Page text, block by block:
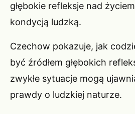
głębokie refleksje nad
kondycją ludzką.
Czechow pokazuje, jak
być źródłem głębokich
zwykłe sytuacje mogą
prawdy o ludzkiej naturze.